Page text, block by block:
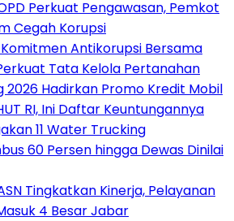
Perkuat Pengawasan, Pemkot
Cegah Korupsi
Antikorupsi Bersama
Tata Kelola Pertanahan
2026 Hadirkan Promo Kredit Mobil
RI, Ini Daftar Keuntungannya
11 Water Trucking
60 Persen hingga Dewas Dinilai
Tingkatkan Kinerja, Pelayanan
4 Besar Jabar